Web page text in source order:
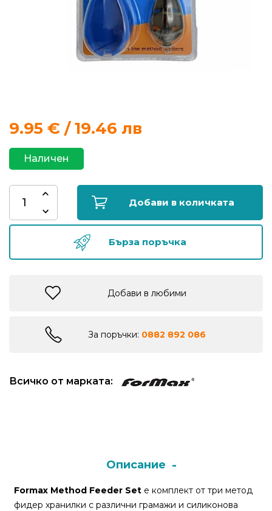
риболов
Куки
за
риболов
Къмпинг
поводи
9.95 € / 19.46 лв
Наличен
Добави в количката
Бърза поръчка
Добави в любими
За поръчки: 0882 892 086
Всичко от марката:
Описание
Formax Method Feeder Set е комплект от три метод
фидер хранилки с различни грамажи и силиконова